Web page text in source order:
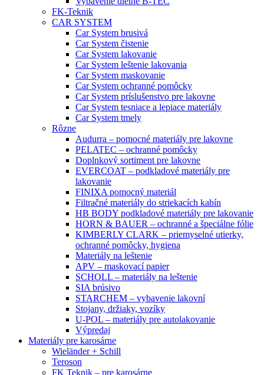
FK-Teknik
CAR SYSTEM
Car System brusivá
Car System čistenie
Car System lakovanie
Car System leštenie lakovania
Car System maskovanie
Car System ochranné pomôcky
Car System príslušenstvo pre lakovne
Car System tesniace a lepiace materiály
Car System tmely
Rôzne
Audurra – pomocné materiály pre lakovne
PELATEC – ochranné pomôcky
Doplnkový sortiment pre lakovne
EVERCOAT – podkladové materiály pre
lakovanie
FINIXA pomocný materiál
Filtračné materiály do striekacích kabín
HB BODY podkladové materiály pre lakovanie
HORN & BAUER – ochranné a špeciálne fólie
KIMBERLY CLARK – priemyselné utierky,
ochranné pomôcky, hygiena
Materiály na leštenie
APV – maskovací papier
SCHOLL – materiály na leštenie
SIA brúsivo
STARCHEM – vybavenie lakovní
Stojany, držiaky, vozíky
U-POL – materiály pre autolakovanie
Výpredaj
Materiály pre karosárne
Wieländer + Schill
Teroson
FK Teknik – pre karosárne